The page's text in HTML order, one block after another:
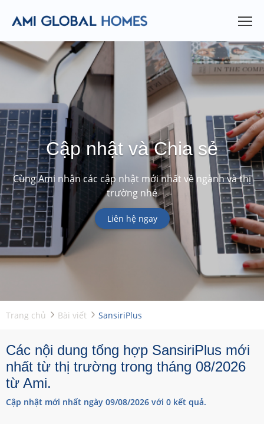
Cập nhật và Chia sẻ
Cùng Ami nhận các cập nhật mới nhất về ngành và thị
trường nhé
Liên hệ ngay
Trang chủ Bài viết SansiriPlus
Các nội dung tổng hợp SansiriPlus mới
nhất từ thị trường trong tháng 08/2026
từ Ami.
Cập nhật mới nhất ngày 09/08/2026 với 0 kết quả.